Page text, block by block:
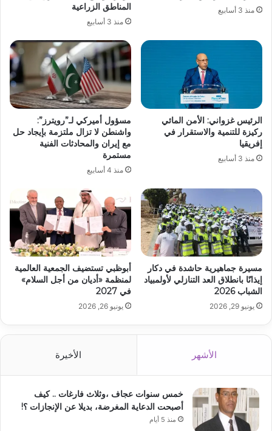
منذ 3 أسابيع
المناطق الزراعية
منذ 3 أسابيع
الرئيس غزواني: الأمن المائي
ركيزة للتنمية والاستقرار في
إفريقيا
منذ 3 أسابيع
مسؤول أميركي لـ”رويترز”:
واشنطن لا تزال ملتزمة بإيجاد حل
مع إيران والمحادثات الفنية
مستمرة
منذ 4 أسابيع
مسيرة جماهيرية حاشدة في دكار
إيذانًا بانطلاق العد التنازلي لأولمبياد
الشباب 2026
يونيو 29, 2026
أبوظبي تستضيف الجمعية العالمية
لمنظمة «أديان من أجل السلام»
في 2027
يونيو 26, 2026
الأشهر الأخيرة
خمس سنوات عجاف ،وثلاث فارغات .. كيف
أصبحت الدعاية المغرضة، بديلا عن الإنجازات ؟!
منذ 5 أيام